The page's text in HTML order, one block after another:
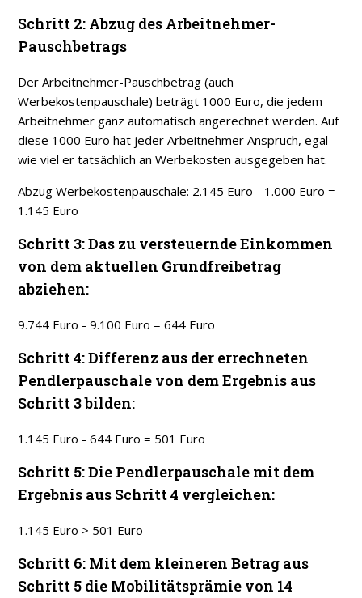
Schritt 2: Abzug des Arbeitnehmer-
Pauschbetrags
Der Arbeitnehmer-Pauschbetrag (auch
Werbekostenpauschale) beträgt 1000 Euro, die jedem
Arbeitnehmer ganz automatisch angerechnet werden. Auf
diese 1000 Euro hat jeder Arbeitnehmer Anspruch, egal
wie viel er tatsächlich an Werbekosten ausgegeben hat.
Abzug Werbekostenpauschale: 2.145 Euro - 1.000 Euro =
1.145 Euro
Schritt 3: Das zu versteuernde Einkommen
von dem aktuellen Grundfreibetrag
abziehen:
9.744 Euro - 9.100 Euro = 644 Euro
Schritt 4: Differenz aus der errechneten
Pendlerpauschale von dem Ergebnis aus
Schritt 3 bilden:
1.145 Euro - 644 Euro = 501 Euro
Schritt 5: Die Pendlerpauschale mit dem
Ergebnis aus Schritt 4 vergleichen:
1.145 Euro > 501 Euro
Schritt 6: Mit dem kleineren Betrag aus
Schritt 5 die Mobilitätsprämie von 14